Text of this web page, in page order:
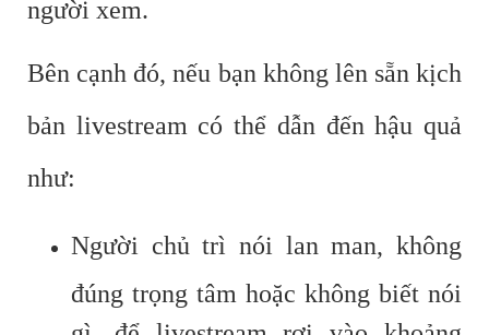
người xem.
Bên cạnh đó, nếu bạn không lên sẵn kịch
bản livestream có thể dẫn đến hậu quả
như:
Người chủ trì nói lan man, không
đúng trọng tâm hoặc không biết nói
gì, để livestream rơi vào khoảng